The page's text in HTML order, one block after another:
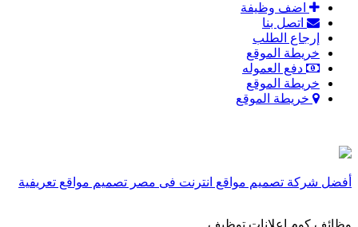
اضف وظيفة
اتصل بنا
إرجاع الطلب
خريطة الموقع
دفع العموله
خريطة الموقع
خريطة الموقع
أفضل شركة تصميم مواقع انترنت فى مصر تصميم مواقع تعريفية